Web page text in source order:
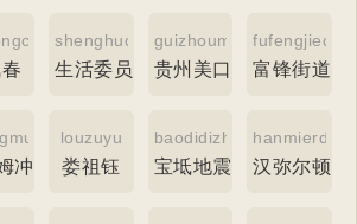
shenghuoweiyuan
生活委员
guizhoumeikoujun
贵州美口菌
fufengjiedao
富锋街道
冲锋枪
louzuyu
娄祖钰
baodidizhen
宝坻地震
hanmierdun
汉弥尔顿